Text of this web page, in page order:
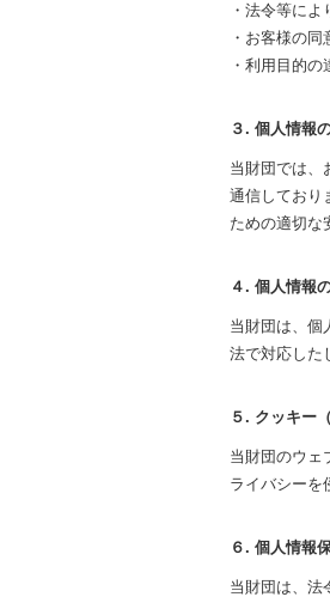
・法令等に
・お客様の同
・利用目的
３. 個人情報
当財団では、
通信しており
ための適切な
４. 個人情報
当財団は、個
法で対応した
５. クッキー
当財団のウェ
ライバシーを
６. 個人情報
当財団は、法